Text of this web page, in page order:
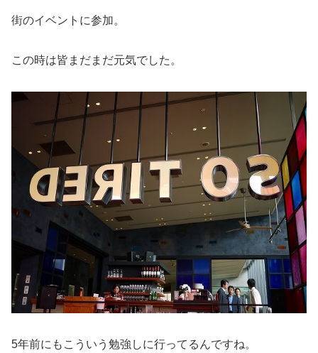
街のイベントに参加。
この時は皆まだまだ元気でした。
5年前にもこういう勉強しに行ってるんですね。